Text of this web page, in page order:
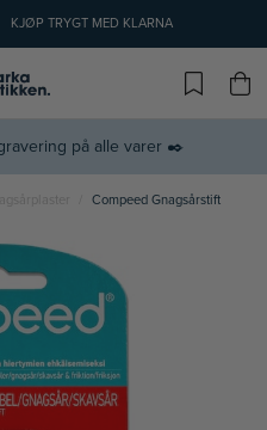
KJØP TRYGT MED KLARNA
på alle varer ✒️
Compeed Gnagsårstift